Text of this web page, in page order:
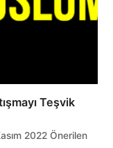
Teşvik
2022 Önerilen